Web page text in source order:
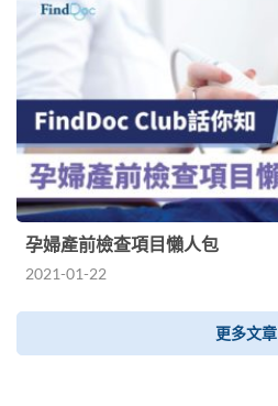
孕婦產前檢查項目懶人包
2021-01-22
更多文章